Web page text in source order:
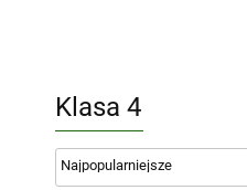
Klasa 4